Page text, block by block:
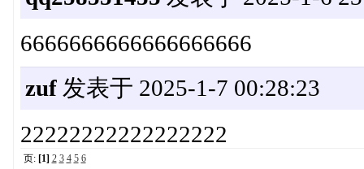
6666666666666666666
zuf发表于 2025-1-7 00:28:23
22222222222222222
页: [1] 2 3 4 5 6